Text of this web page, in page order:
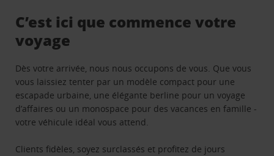
C’est ici que commence votre
voyage
Dès votre arrivée, nous nous occupons de vous. Que vous
vous laissiez tenter par un modèle compact pour une
escapade urbaine, une élégante berline pour un voyage
d’affaires ou un monospace pour des vacances en famille -
votre véhicule idéal vous attend.
Clients fidèles, soyez surclassés et profitez de jours